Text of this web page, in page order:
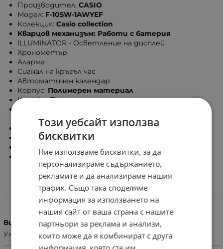
Производител: CASIO
Модел: F-105W-1AWYEF
Колекция: Casio collection
Кварцов механизъм: Работи с батерия
ILLUMINATOR - Осветление на дисплей
Хронометър
Аларма
Сигнал на кръгъл час
Автоматичен календар
Корпус: Полимерен материал
Каишка:Полимерен материал
изпотяване на ръката
Размери:39мм x 35.4мм x 9.6мм(В x Ш x Д)
Тегло:21гр.
Гаранция:
БЕЗПЛАТНА ДОСТАВКА
Характеристики
Вид на часовника
Унисекс
Този уебсайт използва
бисквитки
Ние използваме бисквитки, за да
персонализираме съдържанието,
рекламите и да анализираме нашия
трафик. Също така споделяме
информация за използването на
нашия сайт от ваша страна с нашите
партньори за реклама и анализи,
които може да я комбинират с друга